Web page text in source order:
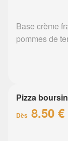
Base crème
pommes de
Pizza
Dès 8.50 €